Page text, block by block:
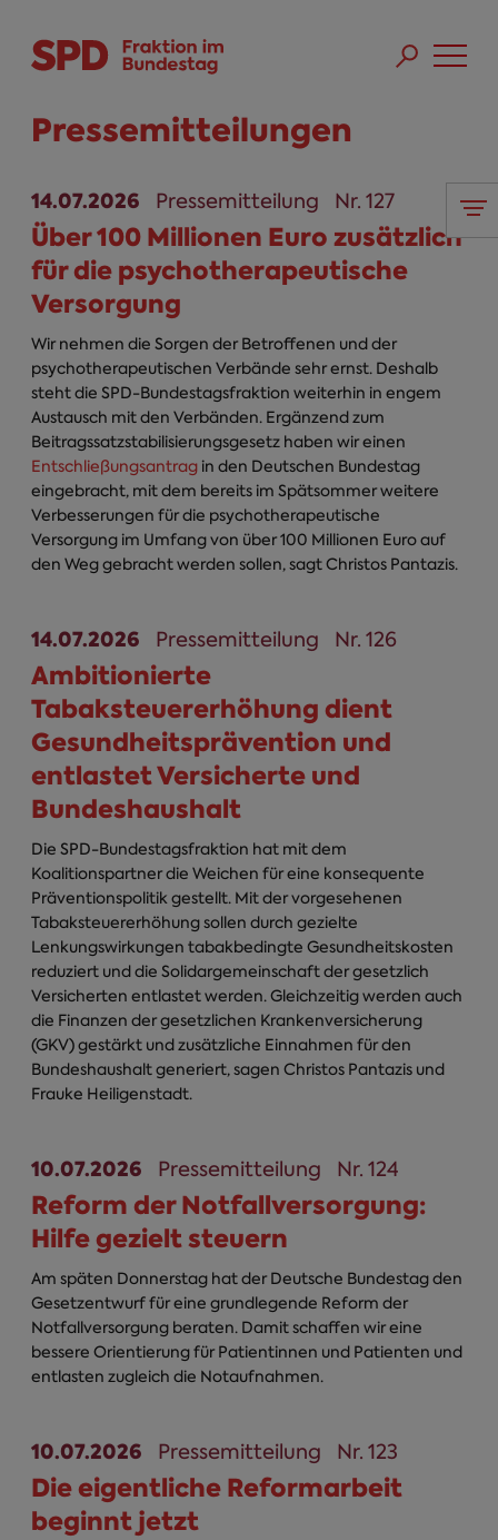
Pressemitteilungen
14.07.2026 Pressemitteilung Nr. 127
Über 100 Millionen Euro zusätzlich
für die psychotherapeutische
Versorgung
Wir nehmen die Sorgen der Betroffenen und der
psychotherapeutischen Verbände sehr ernst. Deshalb
steht die SPD-Bundestagsfraktion weiterhin in engem
Austausch mit den Verbänden. Ergänzend zum
Beitragssatzstabilisierungsgesetz haben wir einen
Entschließungsantrag in den Deutschen Bundestag
eingebracht, mit dem bereits im Spätsommer weitere
Verbesserungen für die psychotherapeutische
Versorgung im Umfang von über 100 Millionen Euro auf
den Weg gebracht werden sollen, sagt Christos Pantazis.
14.07.2026 Pressemitteilung Nr. 126
Ambitionierte
Tabaksteuererhöhung dient
Gesundheitsprävention und
entlastet Versicherte und
Bundeshaushalt
Die SPD-Bundestagsfraktion hat mit dem
Koalitionspartner die Weichen für eine konsequente
Präventionspolitik gestellt. Mit der vorgesehenen
Tabaksteuererhöhung sollen durch gezielte
Lenkungswirkungen tabakbedingte Gesundheitskosten
reduziert und die Solidargemeinschaft der gesetzlich
Versicherten entlastet werden. Gleichzeitig werden auch
die Finanzen der gesetzlichen Krankenversicherung
(GKV) gestärkt und zusätzliche Einnahmen für den
Bundeshaushalt generiert, sagen Christos Pantazis und
Frauke Heiligenstadt.
10.07.2026 Pressemitteilung Nr. 124
Reform der Notfallversorgung:
Hilfe gezielt steuern
Am späten Donnerstag hat der Deutsche Bundestag den
Gesetzentwurf für eine grundlegende Reform der
Notfallversorgung beraten. Damit schaffen wir eine
bessere Orientierung für Patientinnen und Patienten und
entlasten zugleich die Notaufnahmen.
10.07.2026 Pressemitteilung Nr. 123
Die eigentliche Reformarbeit
beginnt jetzt